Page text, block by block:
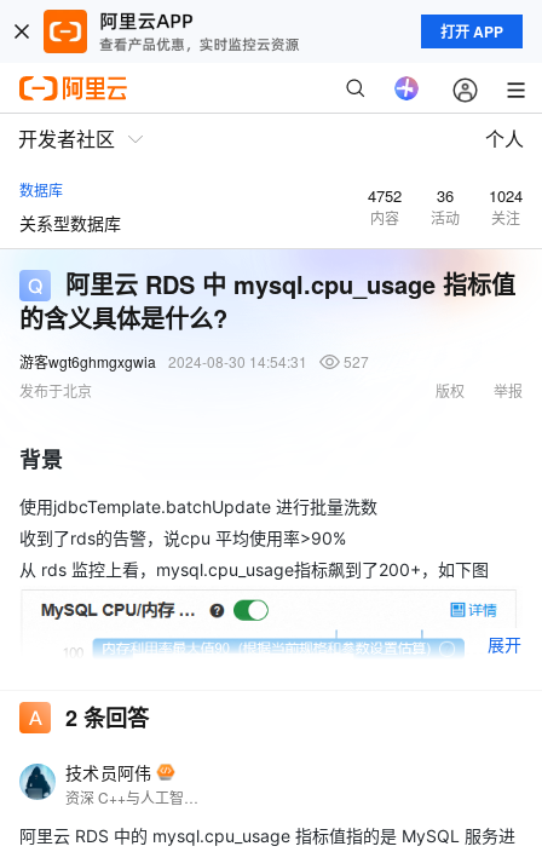
打开 APP
开发者社区 个人
数据库
关系型数据库
4752
内容
36
活动
1024
关注
阿里云 RDS 中 mysql.cpu_usage 指标值
的含义具体是什么?
游客wgt6ghmgxgwia 2024-08-30 14:54:31
527
发布于北京
举报
版权
背景
使用jdbcTemplate.batchUpdate 进行批量洗数
收到了rds的告警，说cpu 平均使用率>90%
从 rds 监控上看，mysql.cpu_usage指标飙到了200+，如下图
展开
2条回答
技术员阿伟
阿里云 RDS 中的 mysql.cpu_usage 指标值指的是 MySQL 服务进